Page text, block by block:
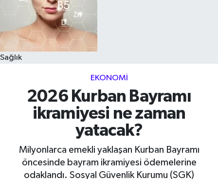
Sağlık
EKONOMI
2026 Kurban Bayramı
ikramiyesi ne zaman
yatacak?
Milyonlarca emekli yaklaşan Kurban Bayramı
öncesinde bayram ikramiyesi ödemelerine
odaklandı. Sosyal Güvenlik Kurumu (SGK)